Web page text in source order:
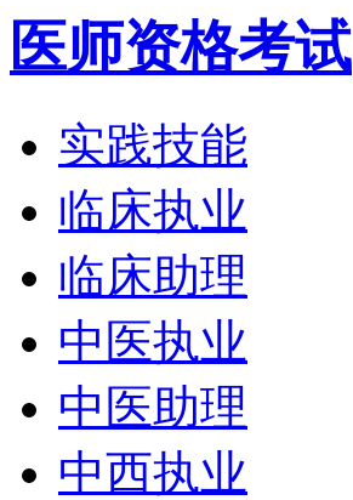
医师资格考试
实践技能
临床执业
临床助理
中医执业
中医助理
中西执业